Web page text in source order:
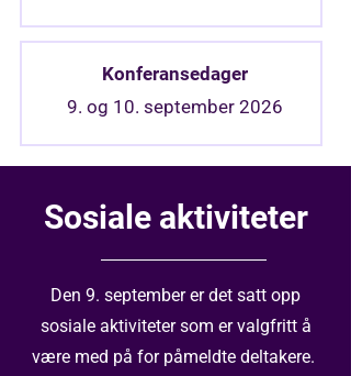
Konferansedager
9. og 10. september 2026
Sosiale aktiviteter
Den 9. september er det satt opp
sosiale aktiviteter som er valgfritt å
være med på for påmeldte deltakere.